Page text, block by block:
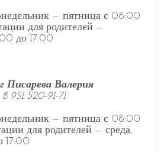
— пятница с 08:00
для родителей —
до 17:00
Писарева Валерия
8 951 520-91-71
— пятница с 08:00
для родителей — среда,
17:00